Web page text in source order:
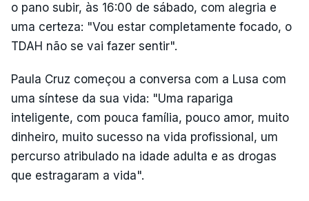
o pano subir, às 16:00 de sábado, com alegria e
uma certeza: "Vou estar completamente focado, o
TDAH não se vai fazer sentir".
Paula Cruz começou a conversa com a Lusa com
uma síntese da sua vida: "Uma rapariga
inteligente, com pouca família, pouco amor, muito
dinheiro, muito sucesso na vida profissional, um
percurso atribulado na idade adulta e as drogas
que estragaram a vida".